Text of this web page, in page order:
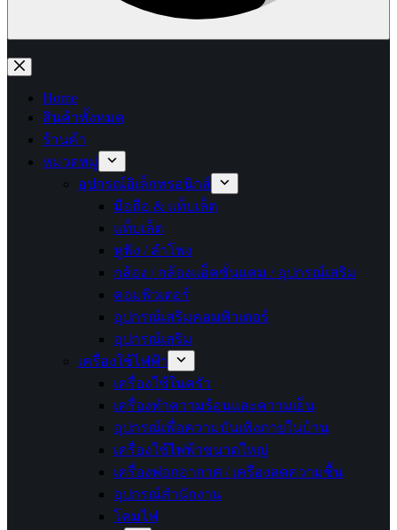
No
results
Home
สินค้าทั้งหมด
ร้านค้า
หมวดหมู่
อุปกรณ์อิเล็กทรอนิกส์
มือถือ & แท็บเล็ต
แท็บเล็ต
หูฟัง / ลำโพง
กล้อง / กล้องแอ็คชั่นแคม / อุปกรณ์เสริม
คอมพิวเตอร์
อุปกรณ์เสริมคอมพิวเตอร์
อุปกรณ์เสริม
เครื่องใช้ไฟฟ้า
เครื่องใช้ในครัว
เครื่องทำความร้อนและความเย็น
อุปกรณ์เพื่อความบันเทิงภายในบ้าน
เครื่องใช้ไฟฟ้าขนาดใหญ่
เครื่องฟอกอากาศ / เครื่องลดความชื้น
อุปกรณ์สำนักงาน
โคมไฟ